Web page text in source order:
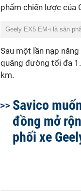
phẩm chiến lược của
Geely EX5 EM-i là sản
Sau một lần nạp
quãng đường tối đa
km.
Savico
đồng mở
phối xe